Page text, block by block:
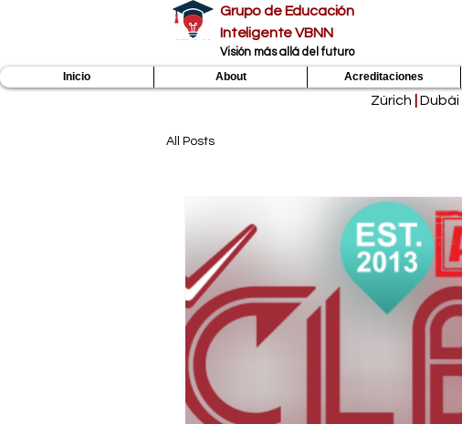
Grupo de Educación
Inteligente VBNN
​Visión más allá del futuro
Inicio About Acreditaciones
Zúrich Dubái
All Posts